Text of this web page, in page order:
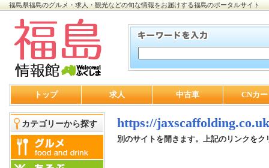
福島県福島のグルメ・求人・観光などの旬な情報をお届けする福島のポータルサイト
トップ 求人 中古車 CNカ
カテゴリーから探す https://
別のサイトを開きます。上記のリンクをク